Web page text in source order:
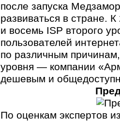
после запуска
развиваться в стране.
и восемь ISP второго
пользователей
по различным
уровня — компании
дешевым и
По оценкам экспертов